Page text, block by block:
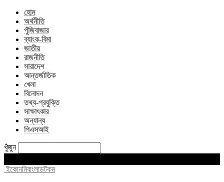
হোম
অর্থনীতি
পুঁজিবাজার
ব্যাংক-বিমা
জাতীয়
রাজনীতি
সারাদেশ
আন্তর্জাতিক
খেলা
বিনোদন
তথ্য-প্রযুক্তি
সাক্ষাৎকার
অন্যান্য
পিএসআই
খুঁজুন
ইকোনমিবাংলাডটকম